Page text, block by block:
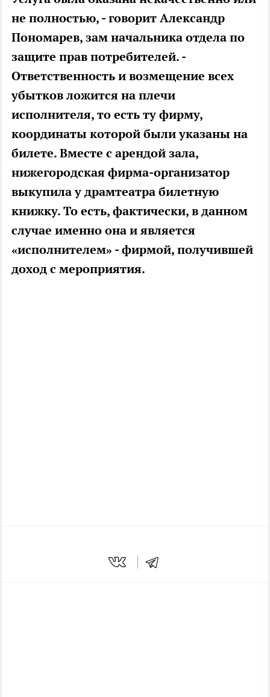
не полностью, - говорит Александр
Пономарев, зам начальника отдела по
защите прав потребителей. -
Ответственность и возмещение всех
убытков ложится на плечи
исполнителя, то есть ту фирму,
координаты которой были указаны на
билете. Вместе с арендой зала,
нижегородская фирма-организатор
выкупила у драмтеатра билетную
книжку. То есть, фактически, в данном
случае именно она и является
«исполнителем» - фирмой, получившей
доход с мероприятия.